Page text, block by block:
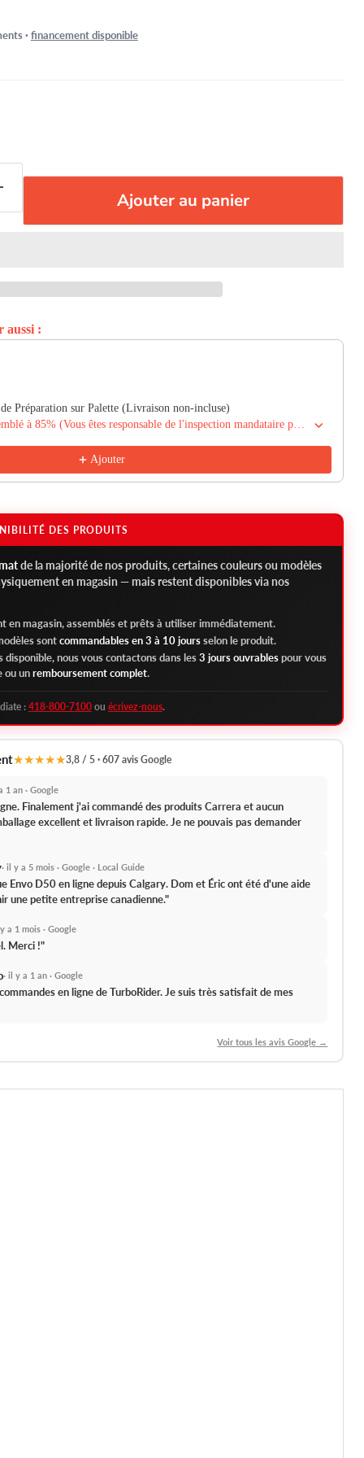
· financement disponible
Ajouter au panier
aussi :
buttons to navigate through product recommendations,
Préparation sur Palette (Livraison non-incluse)
Préparation en boite préassemblé à 85% (Vous êtes responsable de l'inspection mandataire par un mécanicien certifié)
Ajouter
DES PRODUITS
de la majorité de nos produits, certaines couleurs ou modèles
en magasin — mais restent disponibles via nos
en magasin, assemblés et prêts à utiliser immédiatement.
sontcommandables en 3 à 10 joursselon le produit.
nous vous contactons dans les3 jours ouvrablespour vous
ou unremboursement complet.
: 418-800-7100ou écrivez-nous.
★★★★★3,8 / 5 · 607 avis Google
1 an · Google
Finalement j'ai commandé des produits Carrera et aucun
excellent et livraison rapide.Je ne pouvais pas demander
· il y a 5 mois · Google · Local Guide
Envo D50 en ligne depuis Calgary. Dom et Éric ont été d'une aide
une petite entreprise canadienne."
a 1 mois · Google
Merci !"
· il y a 1 an · Google
en ligne de TurboRider.Je suis très satisfait de mes
Voir tous les avis Google →